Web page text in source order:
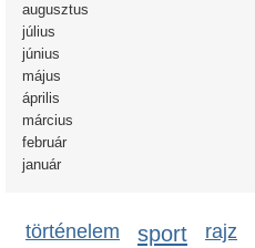
augusztus
július
június
május
április
március
február
január
történelem sport rajz